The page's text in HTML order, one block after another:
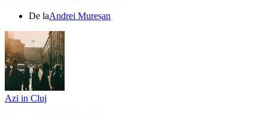
De laAndrei Mureșan
Azi in Cluj